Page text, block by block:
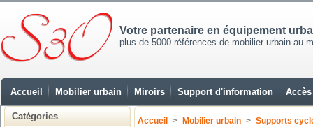
Votre partenaire en équipement
plus de 5000 références de mobilier urbain au
Accueil Mobilier urbain Miroirs Support d'information
Catégories Accueil > Mobilier urbain > Supports